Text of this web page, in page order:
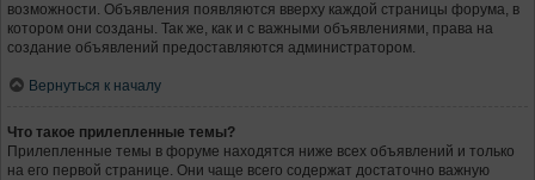
возможности. Объявления появляются вверху каждой страницы форума, в
котором они созданы. Так же, как и с важными объявлениями, права на
создание объявлений предоставляются администратором.
Вернуться к началу
Что такое прилепленные темы?
Прилепленные темы в форуме находятся ниже всех объявлений и только
на его первой странице. Они чаще всего содержат достаточно важную